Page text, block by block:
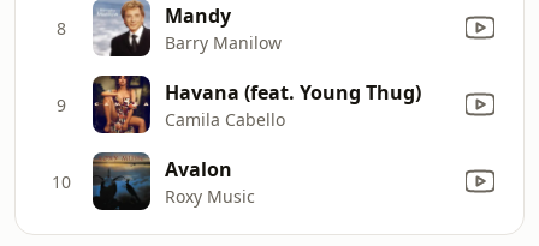
8 Mandy
Barry Manilow
9 Havana (feat. Young Thug)
Camila Cabello
10 Avalon
Roxy Music